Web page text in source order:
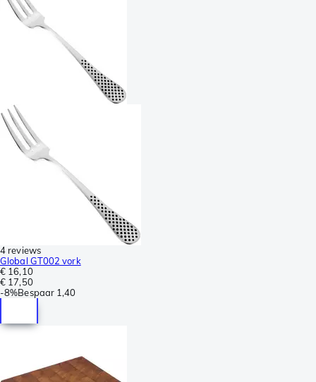
4 reviews
Global GT002 vork
€ 16,10
€ 17,50
-8%Bespaar 1,40